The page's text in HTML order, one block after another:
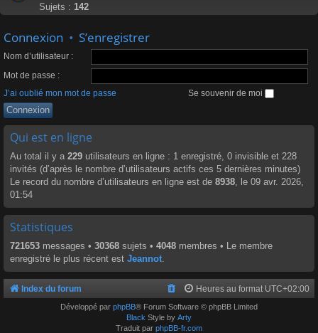
Sujets : 142
Connexion • S’enregistrer
Nom d’utilisateur :
Mot de passe :
J’ai oublié mon mot de passe
Se souvenir de moi
Qui est en ligne
Au total il y a 229 utilisateurs en ligne : 1 enregistré, 0 invisible et 228
invités (d’après le nombre d’utilisateurs actifs ces 5 dernières minutes)
Le record du nombre d’utilisateurs en ligne est de 8938, le 09 avr. 2026,
01:54
Statistiques
721653 messages • 30368 sujets • 4048 membres • Le membre
enregistré le plus récent est Jeannot.
Index du forum Heures au format UTC+02:00
Développé par phpBB® Forum Software © phpBB Limited
Black Style by Arty
Traduit par phpBB-fr.com